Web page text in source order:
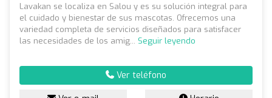
Lavakan se localiza en Salou y es su solución integral para
el cuidado y bienestar de sus mascotas. Ofrecemos una
variedad completa de servicios diseñados para satisfacer
las necesidades de los amig... Seguir leyendo
Ver teléfono